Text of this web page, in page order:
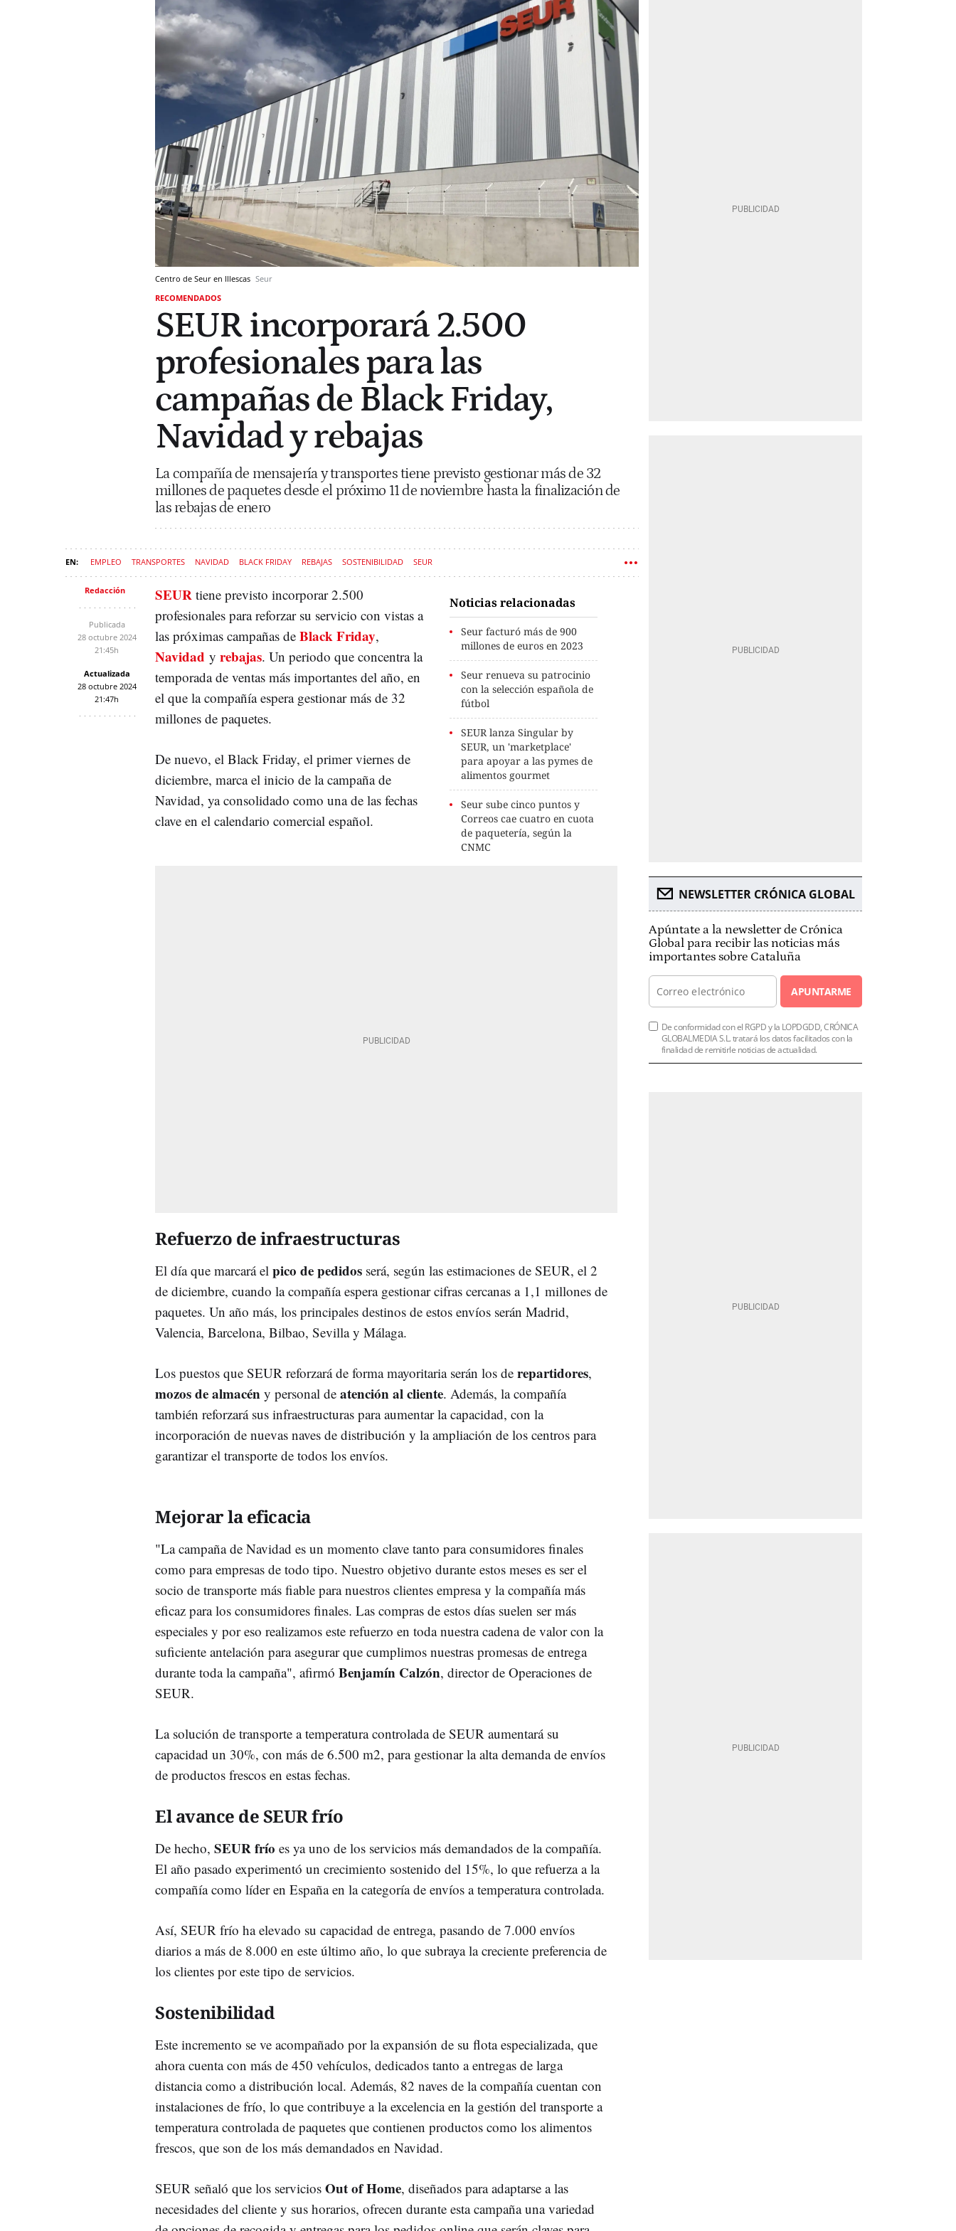
Centro de Seur en Illescas Seur
RECOMENDADOS
SEUR incorporará 2.500
profesionales para las
campañas de Black Friday,
Navidad y rebajas
La compañía de mensajería y transportes tiene previsto gestionar más de 32
millones de paquetes desde el próximo 11 de noviembre hasta la finalización de
las rebajas de enero
EMPLEO TRANSPORTES NAVIDAD BLACK FRIDAY REBAJAS SOSTENIBILIDAD SEUR
Redacción
Publicada
28 octubre 2024
21:45h
Actualizada
28 octubre 2024
21:47h
Noticias relacionadas
Seur facturó más de 900
millones de euros en 2023
Seur renueva su patrocinio
con la selección española de
fútbol
SEUR lanza Singular by
SEUR, un 'marketplace'
para apoyar a las pymes de
alimentos gourmet
Seur sube cinco puntos y
Correos cae cuatro en cuota
de paquetería, según la
CNMC
SEUR tiene previsto incorporar 2.500
profesionales para reforzar su servicio con vistas a
las próximas campañas de Black Friday,
Navidad y rebajas. Un periodo que concentra la
temporada de ventas más importantes del año, en
el que la compañía espera gestionar más de 32
millones de paquetes.
De nuevo, el Black Friday, el primer viernes de
diciembre, marca el inicio de la campaña de
Navidad, ya consolidado como una de las fechas
clave en el calendario comercial español.
Refuerzo de infraestructuras
El día que marcará el pico de pedidos será, según las estimaciones de SEUR, el 2
de diciembre, cuando la compañía espera gestionar cifras cercanas a 1,1 millones de
paquetes. Un año más, los principales destinos de estos envíos serán Madrid,
Valencia, Barcelona, Bilbao, Sevilla y Málaga.
Los puestos que SEUR reforzará de forma mayoritaria serán los de repartidores,
mozos de almacén y personal de atención al cliente. Además, la compañía
también reforzará sus infraestructuras para aumentar la capacidad, con la
incorporación de nuevas naves de distribución y la ampliación de los centros para
garantizar el transporte de todos los envíos.
Mejorar la eficacia
"La campaña de Navidad es un momento clave tanto para consumidores finales
como para empresas de todo tipo. Nuestro objetivo durante estos meses es ser el
socio de transporte más fiable para nuestros clientes empresa y la compañía más
eficaz para los consumidores finales. Las compras de estos días suelen ser más
especiales y por eso realizamos este refuerzo en toda nuestra cadena de valor con la
suficiente antelación para asegurar que cumplimos nuestras promesas de entrega
durante toda la campaña", afirmó Benjamín Calzón, director de Operaciones de
SEUR.
La solución de transporte a temperatura controlada de SEUR aumentará su
capacidad un 30%, con más de 6.500 m2, para gestionar la alta demanda de envíos
de productos frescos en estas fechas.
El avance de SEUR frío
De hecho, SEUR frío es ya uno de los servicios más demandados de la compañía.
El año pasado experimentó un crecimiento sostenido del 15%, lo que refuerza a la
compañía como líder en España en la categoría de envíos a temperatura controlada.
Así, SEUR frío ha elevado su capacidad de entrega, pasando de 7.000 envíos
diarios a más de 8.000 en este último año, lo que subraya la creciente preferencia de
los clientes por este tipo de servicios.
Sostenibilidad
Este incremento se ve acompañado por la expansión de su flota especializada, que
ahora cuenta con más de 450 vehículos, dedicados tanto a entregas de larga
distancia como a distribución local. Además, 82 naves de la compañía cuentan con
instalaciones de frío, lo que contribuye a la excelencia en la gestión del transporte a
temperatura controlada de paquetes que contienen productos como los alimentos
frescos, que son de los más demandados en Navidad.
SEUR señaló que los servicios Out of Home, diseñados para adaptarse a las
necesidades del cliente y sus horarios, ofrecen durante esta campaña una variedad
NEWSLETTER CRÓNICA GLOBAL
Apúntate a la newsletter de Crónica
Global para recibir las noticias más
importantes sobre Cataluña
APUNTARME
De conformidad con el RGPD y la LOPDGDD, CRÓNICA
GLOBALMEDIA S.L. tratará los datos facilitados con la
finalidad de remitirle noticias de actualidad.